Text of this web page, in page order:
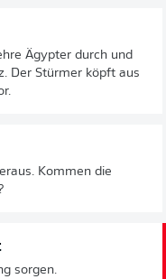
Ägypter durch und
Der Stürmer köpft aus
Kommen die
sorgen.